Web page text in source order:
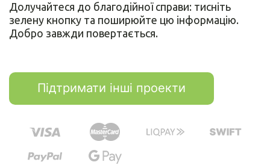
Долучайтеся до благодійної справи: тисніть
зелену кнопку та поширюйте цю інформацію.
Добро завжди повертається.
Підтримати інші проекти